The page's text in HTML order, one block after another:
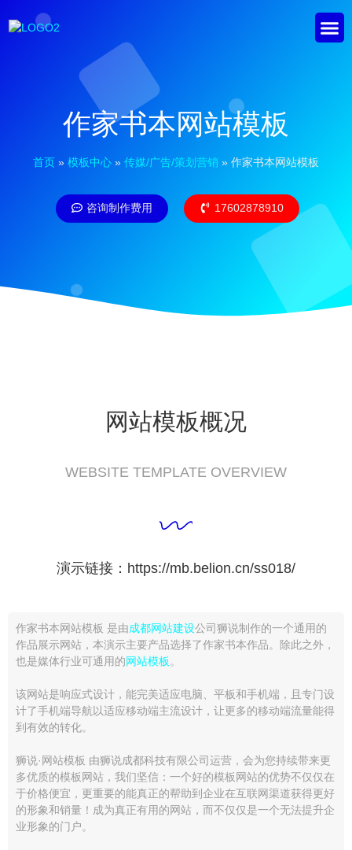
作家书本网站模板
首页 » 模板中心 » 传媒/广告/策划营销 » 作家书本网站模板
咨询制作费用 17602878910
网站模板概况
WEBSITE TEMPLATE OVERVIEW
演示链接：https://mb.belion.cn/ss018/
作家书本网站模板 是由成都网站建设公司狮说制作的一个通用的
作品展示网站，本演示主要产品选择了作家书本作品。除此之外，
也是媒体行业可通用的网站模板 。
该网站是响应式设计，能完美适应电脑、平板和手机端，且专门设
计了手机端导航以适应移动端主流设计，让更多的移动端流量能得
到有效的转化。
狮说·网站模板 由狮说成都科技有限公司运营，会为您持续带来更
多优质的模板网站，我们坚信：一个好的模板网站的优势不仅仅在
于价格便宜，更重要的能真正的帮助到企业在互联网渠道获得更好
的形象和销量！成为真正有用的网站，而不仅仅是一个无法提升企
业形象的门户。